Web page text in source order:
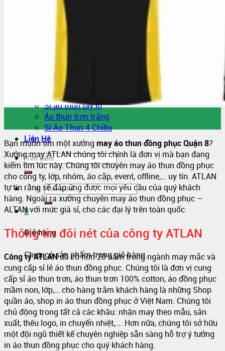
Áo Thun Lớp
Đồng Phục Công Nhân
In Áo Đồng Phục
Áo Thun Cotton Sỉ
Sỉ áo thun Polo giá sỉ
Sỉ áo thun cá sấu giá rẻ
Sỉ áo thun tay lỡ
Áo thun trơn trắng
Sỉ Áo Thun 4 Chiều
Liên Hệ
0
Giỏ hàng
Chưa có sản phẩm trong giỏ hàng.
Bạn muốn tìm một xưởng may áo thun đồng phục Quận 8?
Xưởng may ATLAN chúng tôi chính là đơn vị mà bạn đang
kiếm tìm lúc này. Chúng tôi chuyên may áo thun đồng phục
cho công ty, lớp, nhóm, áo cặp, event, offline,… uy tín. ATLAN
tự tin rằng sẽ đáp ứng được mọi yêu cầu của quý khách
hàng. Ngoài ra xưởng chuyên may áo thun đồng phục –
ALTAN với mức giá sỉ, cho các đại lý trên toàn quốc.
Thông tin đôi nét của công ty ATLAN
Công ty ATLANđã có hơn 20 năm trong ngành may mặc và
cung cấp sỉ lẻ áo thun đồng phục. Chúng tôi là đơn vị cung
cấp sỉ áo thun trơn, áo thun trơn 100% cotton, áo đồng phục
mầm non, lớp,… cho hàng trăm khách hàng là những Shop
quần áo, shop in áo thun đồng phục ở Việt Nam. Chúng tôi
chủ động trong tất cả các khâu: nhận may theo mẫu, sản
xuất, thêu logo, in chuyển nhiệt,…. Hơn nữa, chúng tôi sở hữu
một đội ngũ thiết kế chuyên nghiệp sẵn sàng hỗ trợ ý tưởng
in áo thun đồng phục cho quý khách hàng.